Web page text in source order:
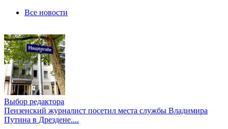
Все новости
Выбор редактора
Пензенский журналист посетил места службы Владимира
Путина в Дрездене....